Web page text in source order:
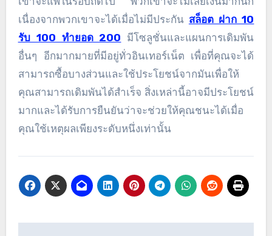
เนื่องจากพวกเขาจะได้เมื่อไม่มีประกัน สล็อต ฝาก 10
รับ 100 ทำยอด 200 มีโซลูชั่นและแผนการเดิมพัน
อื่นๆ อีกมากมายที่มีอยู่ทั่วอินเทอร์เน็ต เพื่อที่คุณจะได้
สามารถซื้อบางส่วนและใช้ประโยชน์จากมันเพื่อให้
คุณสามารถเดิมพันได้สำเร็จ สิ่งเหล่านี้อาจมีประโยชน์
มากและได้รับการยืนยันว่าจะช่วยให้คุณชนะได้เมื่อ
คุณใช้เหตุผลเพียงระดับหนึ่งเท่านั้น